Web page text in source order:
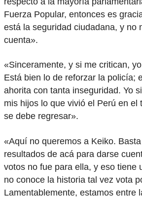
Fuerza Popular, entonces es
está la seguridad ciudadana, y no
cuenta».
«Sinceramente, y si me critican,
Está bien lo de reforzar la policía;
ahorita con tanta inseguridad. Yo
mis hijos lo que vivió el Perú en el
se debe regresar».
«Aquí no queremos a Keiko.
resultados de acá para darse
votos no fue para ella, y eso tiene
no conoce la historia tal vez vota
Lamentablemente, estamos entre